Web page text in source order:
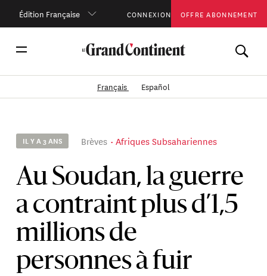
Édition Française CONNEXION OFFRE ABONNEMENT
Français Español
IL Y A 3 ANS Brèves Afriques Subsahariennes
Au Soudan, la guerre
a contraint plus d’1,5
millions de
personnes à fuir